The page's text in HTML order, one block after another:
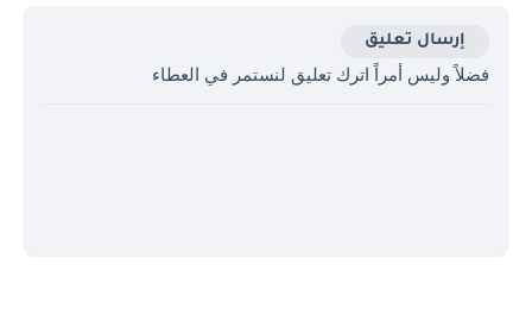
إرسال تعليق
فضلاً وليس أمراً اترك تعليق لنستمر في العطاء